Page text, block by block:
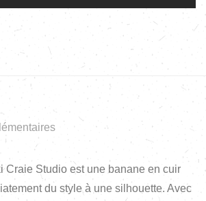
Craie Studio est une banane en cuir
du style à une silhouette. Avec